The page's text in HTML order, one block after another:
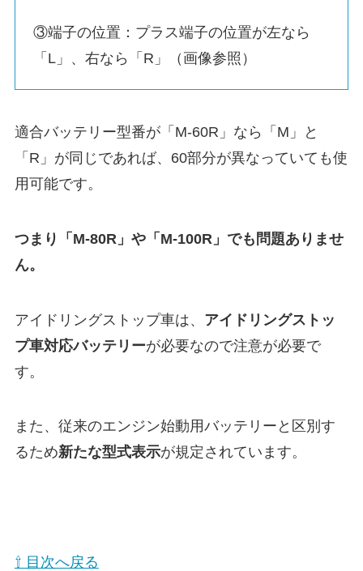
③端子の位置：プラス端子の位置が左なら
「L」、右なら「R」（画像参照）
適合バッテリー型番が「M-60R」なら「M」と
「R」が同じであれば、60部分が異なっていても使
用可能です。
つまり「M-80R」や「M-100R」でも問題ありませ
ん。
アイドリングストップ車は、 アイドリングストッ
プ車対応バッテリーが必要なので注意が必要で
す。
また、従来のエンジン始動用バッテリーと区別す
るため新たな型式表示が規定されています。
⇧ 目次へ戻る